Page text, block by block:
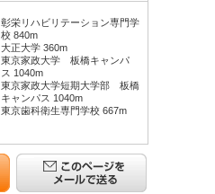
彰栄リハビリテーション専門学
校 840m
大正大学 360m
東京家政大学 板橋キャンパ
ス 1040m
東京家政大学短期大学部 板橋
キャンパス 1040m
東京歯科衛生専門学校 667m